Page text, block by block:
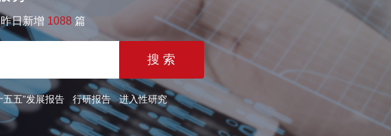
日新增 1088 篇
五五”发展报告 行研报告 进入性研究